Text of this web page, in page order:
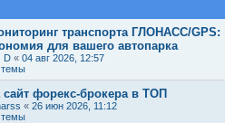
транспорта ГЛОНАСС/GPS:
для вашего автопарка
D « 04 авг 2026, 12:57
темы
форекс-брокера в ТОП
« 26 июн 2026, 11:12
темы